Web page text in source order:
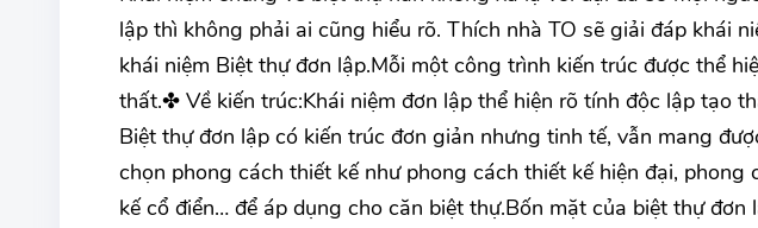
lập thì không phải ai cũng hiểu rõ. Thích nhà TO sẽ giải đáp khái
khái niệm Biệt thự đơn lập.Mỗi một công trình kiến trúc được thể
thất.✤ Về kiến trúc:Khái niệm đơn lập thể hiện rõ tính độc lập tạo
Biệt thự đơn lập có kiến trúc đơn giản nhưng tinh tế, vẫn mang
chọn phong cách thiết kế như phong cách thiết kế hiện đại,
kế cổ điển… để áp dụng cho căn biệt thự.Bốn mặt của biệt thự